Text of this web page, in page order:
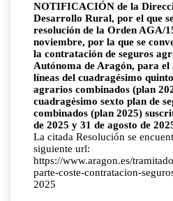
NOTIFICACIÓN de la
Desarrollo Rural, por el que
resolución de la Orden AGA/
noviembre, por la que se
la contratación de seguros
Autónoma de Aragón, para el
líneas del cuadragésimo
agrarios combinados (plan
cuadragésimo sexto plan de
combinados (plan 2025)
de 2025 y 31 de agosto de
La citada Resolución se
siguiente url:
https://www.aragon.es/
parte-coste-contratacion-
2025